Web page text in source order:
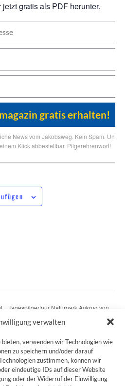
verwalten
verwenden wir Technologien wie
zu speichern und/oder darauf
zustimmen, können wir
eindeutige IDs auf dieser Website
oder der Widerruf der Einwilligung
jetzt gratis als PDF herunter.
News vom Jakobsweg. Kein Spam. Und
Klick abbestellbar. Pilgerehrenwort!
Tagespilgertour Naturpark Aukrug von
Brokstedt nach Aukrug 18 km
SHOP